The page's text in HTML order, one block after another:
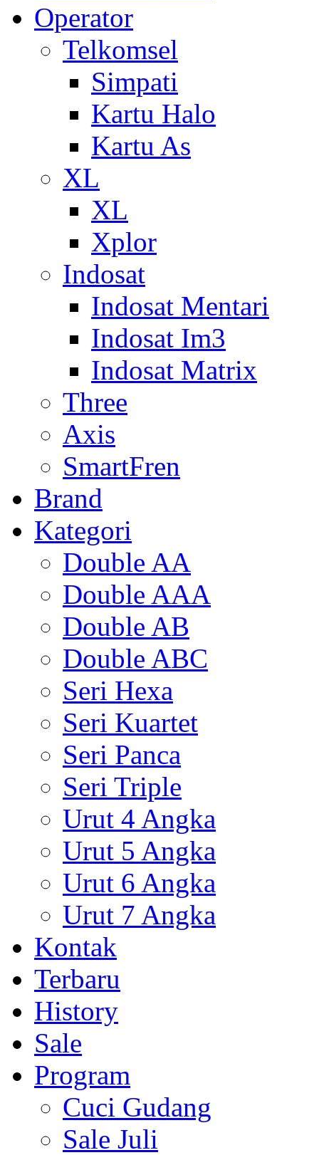
Operator
Telkomsel
Simpati
Kartu Halo
Kartu As
XL
XL
Xplor
Indosat
Indosat Mentari
Indosat Im3
Indosat Matrix
Three
Axis
SmartFren
Brand
Kategori
Double AA
Double AAA
Double AB
Double ABC
Seri Hexa
Seri Kuartet
Seri Panca
Seri Triple
Urut 4 Angka
Urut 5 Angka
Urut 6 Angka
Urut 7 Angka
Kontak
Terbaru
History
Sale
Program
Cuci Gudang
Sale Juli